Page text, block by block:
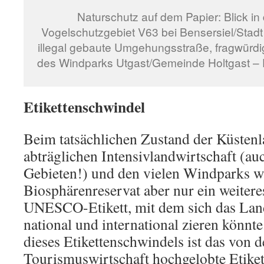
Naturschutz auf dem Papier: Blick
Vogelschutzgebiet V63 bei Bensersiel/
illegal gebaute Umgehungsstraße,
des Windparks Utgast/Gemeinde Holtgast
Etikettenschwindel
Beim tatsächlichen Zustand der
abträglichen Intensivlandwirtschaft
Gebieten!) und den vielen Windparks
Biosphärenreservat aber nur ein
UNESCO-Etikett, mit dem sich das
national und international zieren
dieses Etikettenschwindels ist das von
Tourismuswirtschaft hochgelobte